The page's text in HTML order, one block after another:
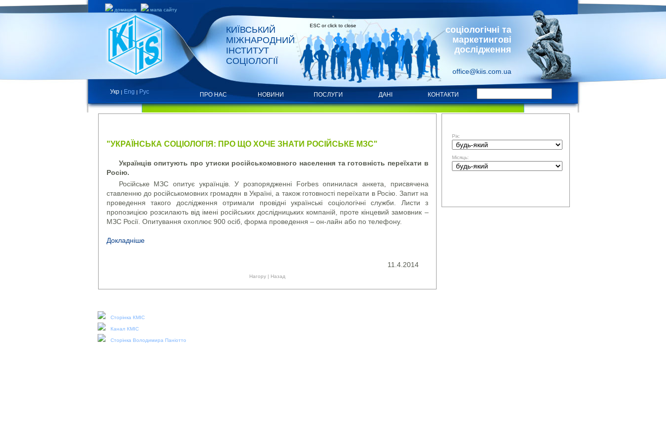
домашня мапа сайту
КИЇВСЬКИЙ
МІЖНАРОДНИЙ
ІНСТИТУТ
СОЦІОЛОГІЇ
соціологічні та
маркетингові
дослідження
office@kiis.com.ua
Укр | Eng | Рус ПРО НАС НОВИНИ ПОСЛУГИ ДАНІ КОНТАКТИ
ESC or click to close
"УКРАЇНСЬКА СОЦІОЛОГІЯ: ПРО ЩО ХОЧЕ ЗНАТИ РОСІЙСЬКЕ МЗС"
Українців опитують про утиски російськомовного населення та готовність переїхати в
Росію.
Російське МЗС опитує українців. У розпорядженні Forbes опинилася анкета, присвячена
ставленню до російськомовних громадян в Україні, а також готовності переїхати в Росію. Запит на
проведення такого дослідження отримали провідні українські соціологічні служби. Листи з
пропозицією розсилають від імені російських дослідницьких компаній, проте кінцевий замовник –
МЗС Росії. Опитування охоплює 900 осіб, форма проведення – он-лайн або по телефону.
Докладніше
11.4.2014
Нагору | Назад
Рік:
Місяць:
Сторінка КМІС
Канал КМІС
Сторінка Володимира Паніотто